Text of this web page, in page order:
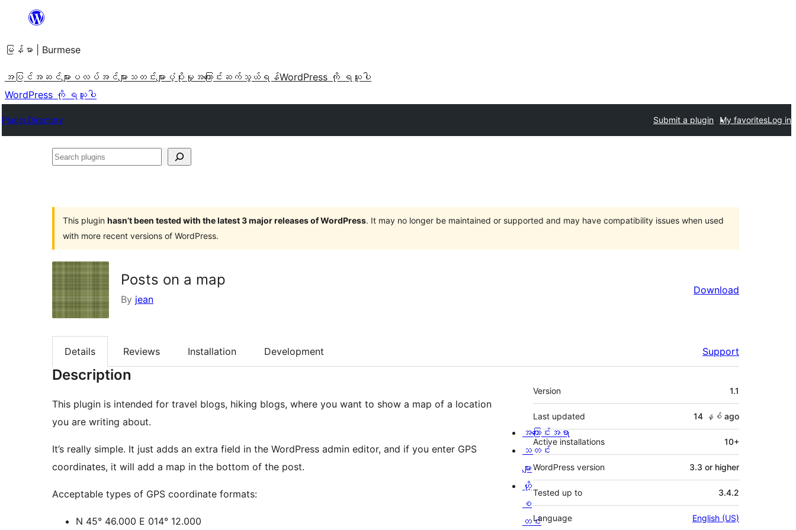
အကြောင်းအရာ
ကျော်သွား
ရန်
မြန်မာ | Burmese
အပြင်အဆင်များ ပလပ်အင်များ သတင်းများ ပံ့ပိုးမှု အကြောင်း ဆက်သွယ်ရန်WordPress ကို ရယူပါ
WordPress ကို ရယူပါ
Plugin Directory Submit a plugin My favoritesLog in
Search
This plugin hasn’t been tested with the latest 3 major releases of WordPress. It may no longer be maintained or supported and may have compatibility issues when used
with more recent versions of WordPress.
Posts on a map
By jean
Download
Details Reviews Installation Development Support
Description
This plugin is intended for travel blogs, hiking blogs, where you want to show a map of a location
you are writing about.
It’s really simple. It just adds an extra field in the WordPress admin editor, and if you enter GPS
coordinates, it will add a map in the bottom of the post.
Acceptable types of GPS coordinate formats:
N 45° 46.000 E 014° 12.000
Meta
Version 1.1
Last updated 14 နှစ် ago
Active installations 10+
WordPress version 3.3 or higher
Tested up to 3.4.2
Language English (US)
အကြောင်းအရာ
သတင်း
များ
ဟို့
စ
တင်း